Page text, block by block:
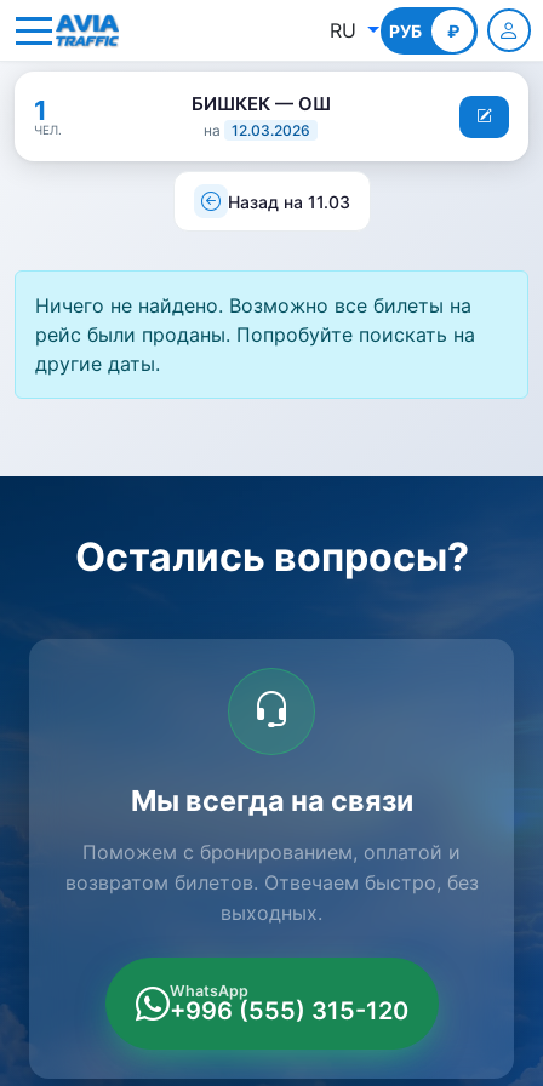
RU РУБ ₽
КГС
1
ЧЕЛ.
БИШКЕК — ОШ
на 12.03.2026
Назад на 11.03
Ничего не найдено. Возможно все билеты на
рейс были проданы. Попробуйте поискать на
другие даты.
Остались вопросы?
Мы всегда на связи
Поможем с бронированием, оплатой и
возвратом билетов. Отвечаем быстро, без
выходных.
WhatsApp
+996 (555) 315-120